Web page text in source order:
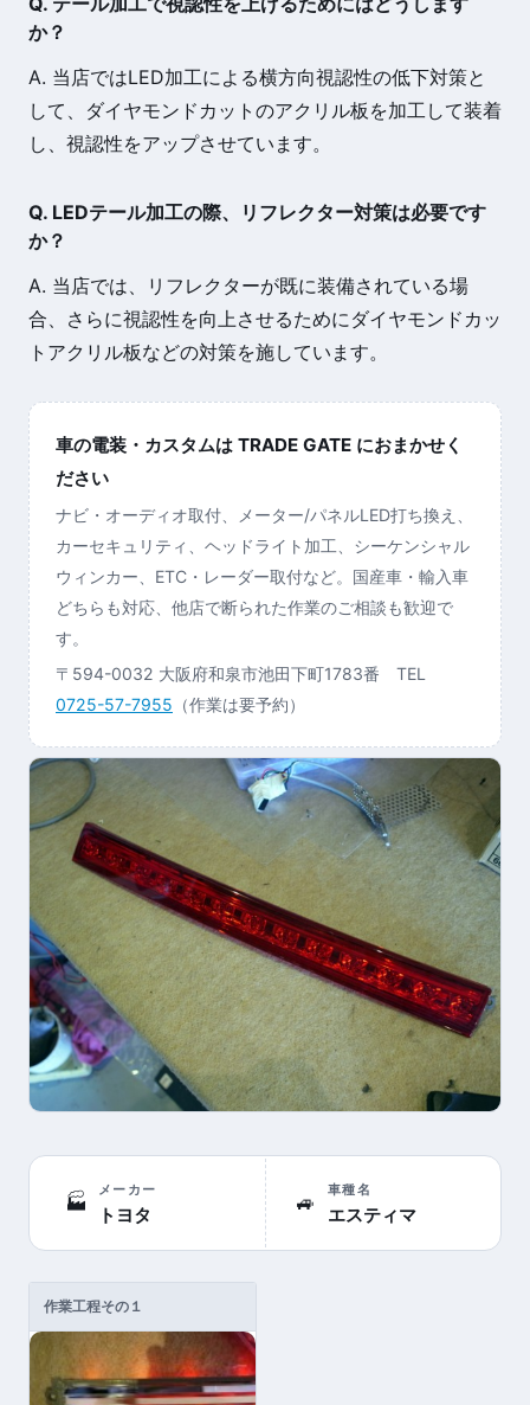
か？
A. 当店ではLED加工による横方向視認性の低下対策と
して、ダイヤモンドカットのアクリル板を加工して装着
し、視認性をアップさせています。
Q. LEDテール加工の際、リフレクター対策は必要です
か？
A. 当店では、リフレクターが既に装備されている場
合、さらに視認性を向上させるためにダイヤモンドカッ
トアクリル板などの対策を施しています。
車の電装・カスタムは TRADE GATE におまかせく
ださい
ナビ・オーディオ取付、メーター/パネルLED打ち換え、
カーセキュリティ、ヘッドライト加工、シーケンシャル
ウィンカー、ETC・レーダー取付など。国産車・輸入車
どちらも対応、他店で断られた作業のご相談も歓迎で
す。
〒594-0032 大阪府和泉市池田下町1783番 TEL
0725-57-7955 （作業は要予約）
🏭
メーカー
トヨタ
🚙
車種名
エスティマ
作業工程その１